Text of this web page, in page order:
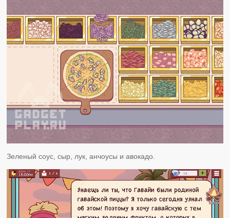
Зеленый соус, сыр, лук, анчоусы и авокадо.